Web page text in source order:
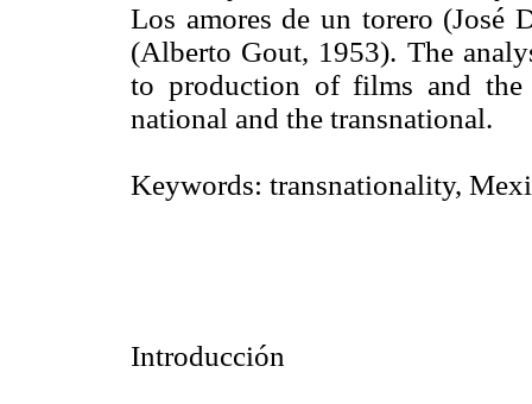
Los amores de un torero (José
(Alberto Gout, 1953). The
to production of films and
national and the transnational.
Keywords: transnationality,
Introducción